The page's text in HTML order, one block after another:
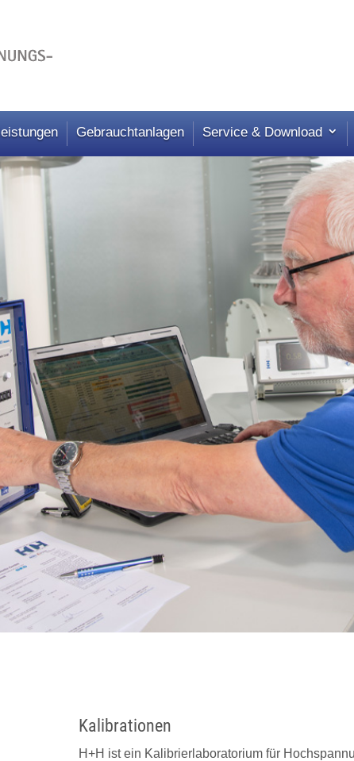
Gebrauchtanlagen Service & Download
Kalibrationen
H+H ist ein Kalibrierlaboratorium für